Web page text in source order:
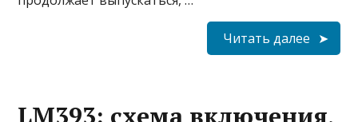
Читать далее
LM393: схема включения,